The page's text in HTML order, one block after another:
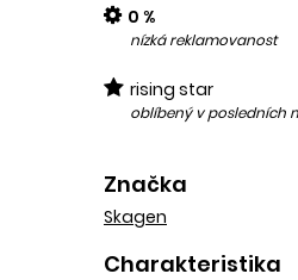
0 %
nízká reklamovanost
rising star
oblíbený v posledních
Značka
Skagen
Charakteristika